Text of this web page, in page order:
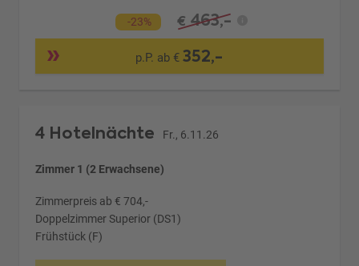
-23% € 463,-
p.P. ab €352,-
4 Hotelnächte Fr., 6.11.26
Zimmer 1 (2 Erwachsene)
Zimmerpreis ab € 704,-
Doppelzimmer Superior (DS1)
Frühstück (F)